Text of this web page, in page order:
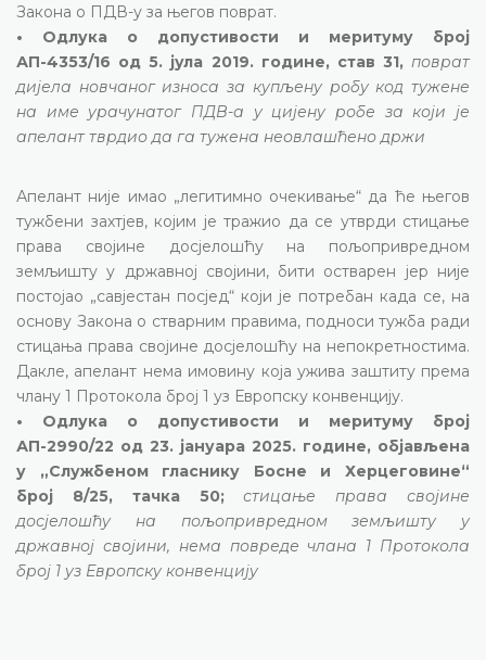
Закона о ПДВ-у за његов поврат.
• Одлука о допустивости и меритуму број
АП-4353/16 од 5. јула 2019. године, став 31, поврат
дијела новчаног износа за купљену робу код тужене
на име урачунатог ПДВ-а у цијену робе за који је
апелант тврдио да га тужена неовлашћено држи
Апелант није имао „легитимно очекивање“ да ће његов
тужбени захтјев, којим је тражио да се утврди стицање
права својине досјелошћу на пољопривредном
земљишту у државној својини, бити остварен јер није
постојао „савјестан посјед“ који је потребан када се, на
основу Закона о стварним правима, подноси тужба ради
стицања права својине досјелошћу на непокретностима.
Дакле, апелант нема имовину која ужива заштиту према
члану 1 Протокола број 1 уз Европску конвенцију.
• Одлука о допустивости и меритуму број
АП-2990/22 од 23. јануара 2025. године, објављена
у „Службеном гласнику Босне и Херцеговине“
број 8/25, тачка 50;
стицање права својине
досјелошћу на пољопривредном земљишту у
државној својини, нема повреде члана 1 Протокола
број 1 уз Европску конвенцију